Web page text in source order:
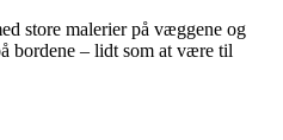
store malerier på væggene og
bordene – lidt som at være til